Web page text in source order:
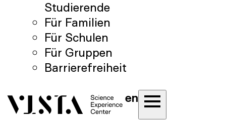
Studierende
Für Familien
Für Schulen
Für Gruppen
Barrierefreiheit
en